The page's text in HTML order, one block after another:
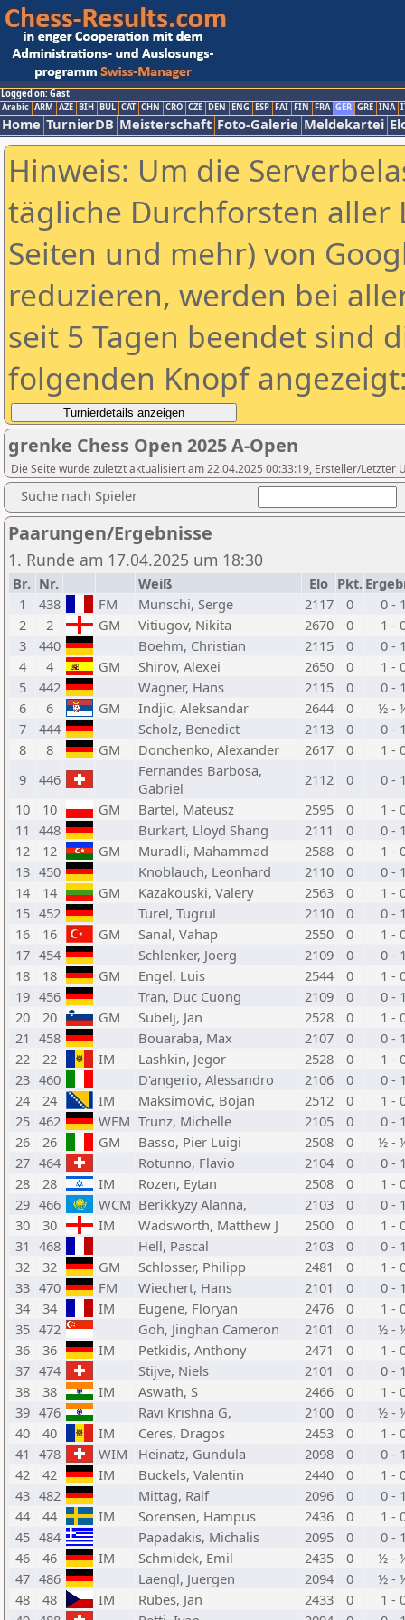
Logged on: Gast
Arabic ARM AZE BIH BUL CAT CHN CRO CZE DEN ENG ESP FAI FIN FRA GER GRE INA
Home TurnierDB Meisterschaft Foto-Galerie Meldekartei
Hinweis: Um die
tägliche Durchforsten aller
Seiten und mehr) von
reduzieren, werden bei
seit 5 Tagen beendet sind
folgenden Knopf
grenke Chess Open 2025 A-Open
Die Seite wurde zuletzt aktualisiert am 22.04.2025 00:33:19, Ersteller/Letzter
Suche nach Spieler
Paarungen/Ergebnisse
1. Runde am 17.04.2025 um 18:30
Br. Nr. Weiß Elo Pkt.
1
438 FM Munschi, Serge 2117 0
0 -
2
2 GM Vitiugov, Nikita 2670 0
1 -
3
440 Boehm, Christian 2115 0
0 -
4
4 GM Shirov, Alexei 2650 0
1 -
5
442 Wagner, Hans 2115 0
0 -
6
6 GM Indjic, Aleksandar 2644 0
½ -
7
444 Scholz, Benedict 2113 0
0 -
8
8 GM Donchenko, Alexander 2617 0
1 -
9
446
Fernandes Barbosa,
Gabriel
2112 0
0 -
10
10 GM Bartel, Mateusz 2595 0
1 -
11 448 Burkart, Lloyd Shang 2111 0
0 -
12
12 GM Muradli, Mahammad 2588 0
1 -
13 450 Knoblauch, Leonhard 2110 0
0 -
14
14 GM Kazakouski, Valery 2563 0
1 -
15 452 Turel, Tugrul 2110 0
0 -
16
16 GM Sanal, Vahap 2550 0
1 -
17 454 Schlenker, Joerg 2109 0
0 -
18
18 GM Engel, Luis 2544 0
1 -
19 456 Tran, Duc Cuong 2109 0
0 -
20
20 GM Subelj, Jan 2528 0
1 -
21 458 Bouaraba, Max 2107 0
0 -
22
22 IM Lashkin, Jegor 2528 0
1 -
23 460 D'angerio, Alessandro 2106 0
0 -
24
24 IM Maksimovic, Bojan 2512 0
1 -
25 462 WFM Trunz, Michelle 2105 0
0 -
26
26 GM Basso, Pier Luigi 2508 0
½ -
27 464 Rotunno, Flavio 2104 0
0 -
28
28 IM Rozen, Eytan 2508 0
1 -
29 466 WCM Berikkyzy Alanna, 2103 0
0 -
30
30 IM Wadsworth, Matthew J 2500 0
1 -
31 468 Hell, Pascal 2103 0
0 -
32
32 GM Schlosser, Philipp 2481 0
1 -
33 470 FM Wiechert, Hans 2101 0
0 -
34
34 IM Eugene, Floryan 2476 0
1 -
35 472 Goh, Jinghan Cameron 2101 0
½ -
36
36 IM Petkidis, Anthony 2471 0
1 -
37 474 Stijve, Niels 2101 0
0 -
38
38 IM Aswath, S 2466 0
1 -
39 476 Ravi Krishna G, 2100 0
½ -
40
40 IM Ceres, Dragos 2453 0
1 -
41 478 WIM Heinatz, Gundula 2098 0
0 -
42
42 IM Buckels, Valentin 2440 0
1 -
43 482 Mittag, Ralf 2096 0
0 -
44
44 IM Sorensen, Hampus 2436 0
1 -
45 484 Papadakis, Michalis 2095 0
0 -
46
46 IM Schmidek, Emil 2435 0
½ -
47 486 Laengl, Juergen 2094 0
½ -
48
48 IM Rubes, Jan 2433 0
1 -